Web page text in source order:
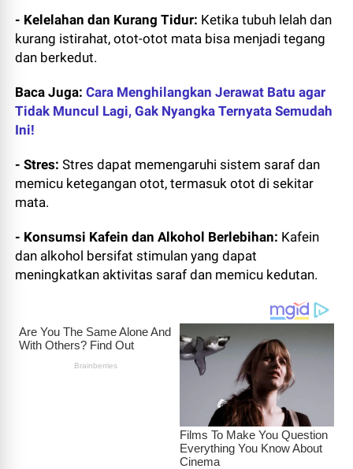
- Kelelahan dan Kurang Tidur: Ketika tubuh lelah dan
kurang istirahat, otot-otot mata bisa menjadi tegang
dan berkedut.
Baca Juga:Cara Menghilangkan Jerawat Batu agar
Tidak Muncul Lagi, Gak Nyangka Ternyata Semudah
Ini!
- Stres:Stres dapat memengaruhi sistem saraf dan
memicu ketegangan otot, termasuk otot di sekitar
mata.
- Konsumsi Kafein dan Alkohol Berlebihan: Kafein
dan alkohol bersifat stimulan yang dapat
meningkatkan aktivitas saraf dan memicu kedutan.